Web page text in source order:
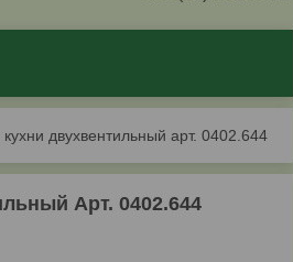
двухвентильный арт. 0402.644
Арт. 0402.644